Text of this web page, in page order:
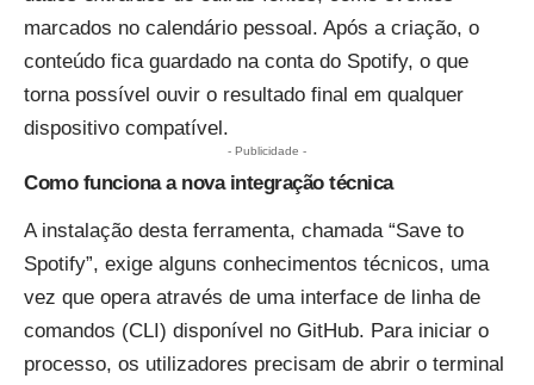
marcados no calendário pessoal. Após a criação, o
conteúdo fica guardado na conta do Spotify, o que
torna possível ouvir o resultado final em qualquer
dispositivo compatível.
- Publicidade -
Como funciona a nova integração técnica
A instalação desta ferramenta, chamada “Save to
Spotify”, exige alguns conhecimentos técnicos, uma
vez que opera através de uma interface de linha de
comandos (CLI) disponível no GitHub. Para iniciar o
processo, os utilizadores precisam de abrir o terminal